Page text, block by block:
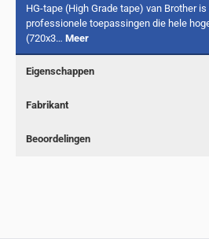
HG-tape (High Grade tape) van Brother
professionele toepassingen die hele
(720x3… Meer
Eigenschappen
Fabrikant
Beoordelingen